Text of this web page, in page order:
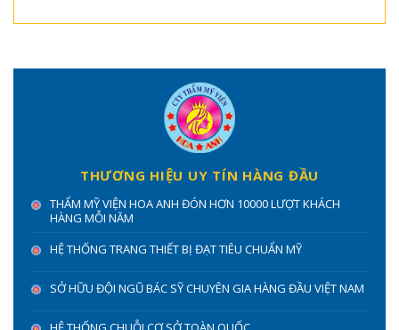
THƯƠNG HIỆU UY TÍN HÀNG ĐẦU
THẨM MỸ VIỆN HOA ANH ĐÓN HƠN 10000 LƯỢT KHÁCH
HÀNG MỖI NĂM
HỆ THỐNG TRANG THIẾT BỊ ĐẠT TIÊU CHUẨN MỸ
SỞ HỮU ĐỘI NGŨ BÁC SỸ CHUYÊN GIA HÀNG ĐẦU VIỆT NAM